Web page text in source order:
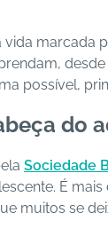
vida marcada
possível,
do
Sociedade
É
muitos se